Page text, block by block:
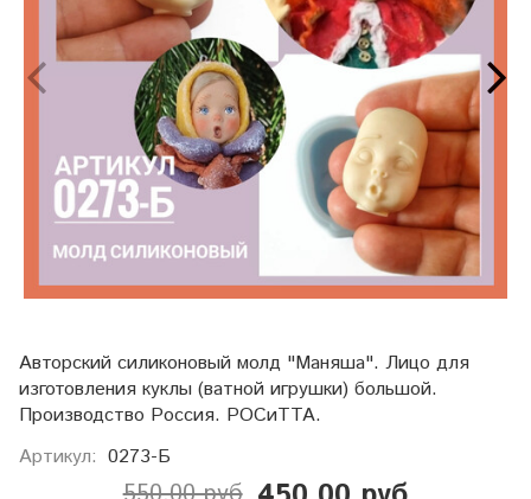
Авторский силиконовый молд "Маняша". Лицо для
изготовления куклы (ватной игрушки) большой.
Производство Россия. РОСиТТА.
Артикул: 0273-Б